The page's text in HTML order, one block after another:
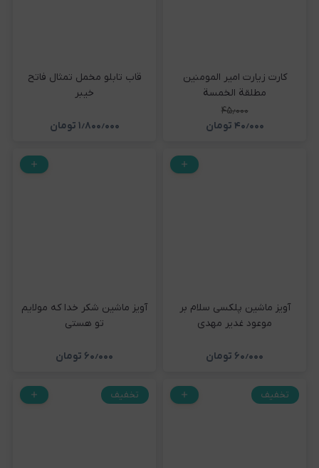
کارت زیارت امیر المومنین
مطلقة الخمسة
۴۵٫۰۰۰
۴۰٫۰۰۰ تومان
قاب تابلو مخمل تمثال فاتح
خیبر
۱٫۸۰۰٫۰۰۰ تومان
آویز ماشین پلکسی سلام بر
موعود غدیر مهدی
۶۰٫۰۰۰ تومان
آویز ماشین شکر خدا که مولایم
تو هستی
۶۰٫۰۰۰ تومان
تخفیف تخفیف